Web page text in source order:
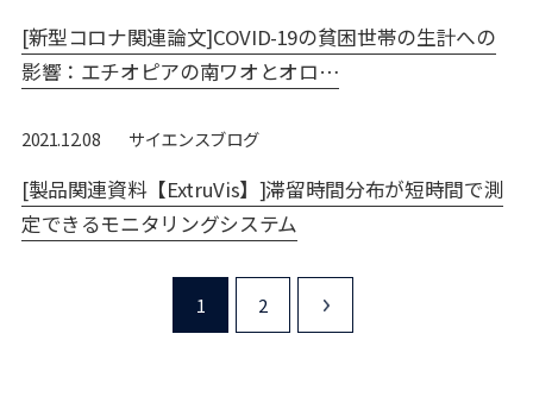
[新型コロナ関連論文]COVID-19の貧困世帯の生計への
影響：エチオピアの南ワオとオロ…
2021.12.08 サイエンスブログ
[製品関連資料【ExtruVis】]滞留時間分布が短時間で測
定できるモニタリングシステム
1 2